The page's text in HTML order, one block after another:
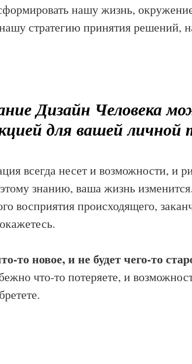
нашу жизнь,
стратегию принятия решений,
Дизайн Человека
для вашей личной
всегда несет и возможности, и
знанию, ваша жизнь
восприятия происходящего,
то новое, и не будет чего-то
что-то потеряете, и